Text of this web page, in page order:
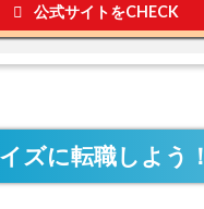
公式サイトをCHECK
ズに転職しよう！